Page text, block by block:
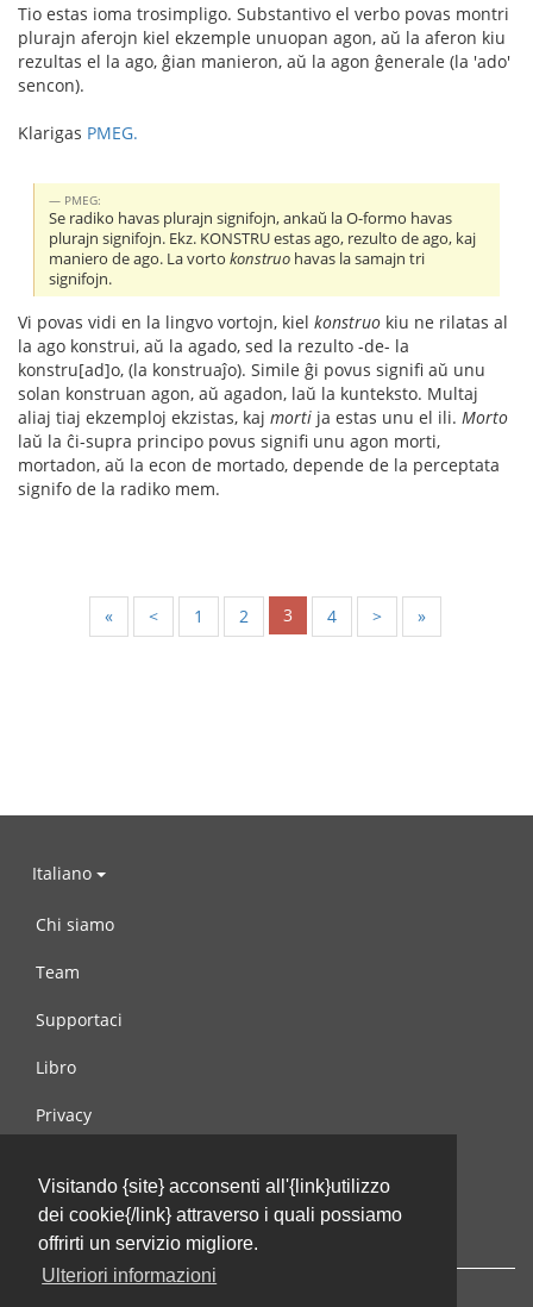
Visitando {site} acconsenti all'{link}utilizzo
dei cookie{/link} attraverso i quali possiamo
offrirti un servizio migliore.
Ulteriori informazioni
Tio estas ioma trosimpligo. Substantivo el verbo povas montri
plurajn aferojn kiel ekzemple unuopan agon, aŭ la aferon kiu
rezultas el la ago, ĝian manieron, aŭ la agon ĝenerale (la 'ado'
sencon).
Klarigas PMEG.
PMEG:
Se radiko havas plurajn signifojn, ankaŭ la O-formo havas
plurajn signifojn. Ekz. KONSTRU estas ago, rezulto de ago, kaj
maniero de ago. La vortokonstruo havas la samajn tri
signifojn.
Vi povas vidi en la lingvo vortojn, kiel konstruo kiu ne rilatas al
la ago konstrui, aŭ la agado, sed la rezulto -de- la
konstru[ad]o, (la konstruaĵo). Simile ĝi povus signifi aŭ unu
solan konstruan agon, aŭ agadon, laŭ la kunteksto. Multaj
aliaj tiaj ekzemploj ekzistas, kaj morti ja estas unu el ili. Morto
laŭ la ĉi-supra principo povus signifi unu agon morti,
mortadon, aŭ la econ de mortado, depende de la perceptata
signifo de la radiko mem.
« < 1 2 3 4 > »
Italiano
Chi siamo
Team
Supportaci
Libro
Privacy
Contattaci